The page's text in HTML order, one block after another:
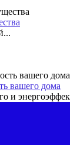
вашего дома
и